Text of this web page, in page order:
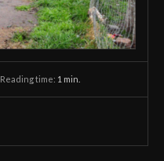
Reading time: 1 min.